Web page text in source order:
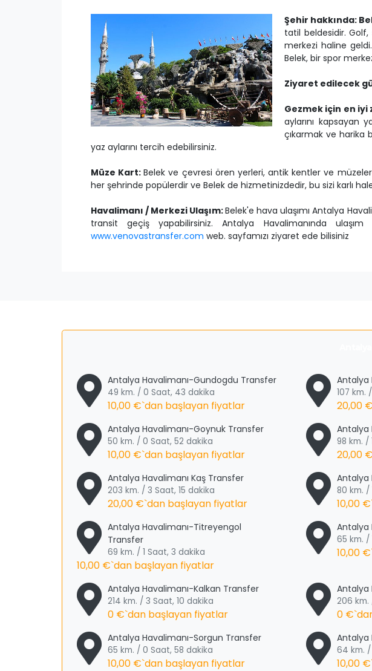
Şehir hakkında:
tatil beldesidir.
merkezi haline
Belek, bir spor
Ziyaret edilecek
Gezmek için en iyi
aylarını kapsayan
çıkarmak ve harika
yaz aylarını tercih edebilirsiniz.
Müze Kart:Belek ve çevresi ören yerleri, antik kentler ve
her şehrinde popülerdir ve Belek de hizmetinizdedir, bu sizi karlı
Havalimanı / Merkezi Ulaşım:Belek'e hava ulaşımı Antalya
transit geçiş yapabilirsiniz. Antalya Havalimanında
www.venovastransfer.com web. sayfamızı ziyaret ede bilisiniz
Antalya Havalimanı-Gundogdu Transfer
49 km. / 0 Saat, 43 dakika
10,00 €`dan başlayan fiyatlar
Antalya
107 km.
20,00 €
Antalya Havalimanı-Goynuk Transfer
50 km. / 0 Saat, 52 dakika
10,00 €`dan başlayan fiyatlar
Antalya
98 km. /
20,00 €
Antalya Havalimanı Kaş Transfer
203 km. / 3 Saat, 15 dakika
20,00 €`dan başlayan fiyatlar
Antalya
80 km. /
10,00 €
Antalya Havalimanı-Titreyengol
Transfer
69 km. / 1 Saat, 3 dakika
10,00 €`dan başlayan fiyatlar
Antalya
65 km. /
10,00 €
Antalya Havalimanı-Kalkan Transfer
214 km. / 3 Saat, 10 dakika
0 €`dan başlayan fiyatlar
Antalya
206 km.
0 €
Antalya Havalimanı-Sorgun Transfer
65 km. / 0 Saat, 58 dakika
10,00 €`dan başlayan fiyatlar
Antalya
64 km. /
10,00 €